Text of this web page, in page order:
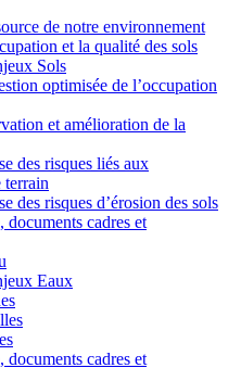
de notre environnement
et la qualité des sols
Sols
optimisée de l’occupation
et amélioration de la
des risques liés aux
terrain
des risques d’érosion des sols
cadres et
Eaux
cadres et